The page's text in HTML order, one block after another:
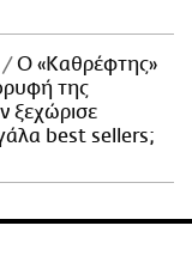
Ο «Καθρέφτης»
της
ξεχώρισε
best sellers;